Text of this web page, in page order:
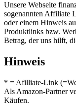
Unsere Webseite
sogenannten Affiliate
oder einem Hinweis
Produktlinks bzw.
Betrag, der uns hilft,
Hinweis
* = Afilliate-Link
Als Amazon-Partner
Käufen.